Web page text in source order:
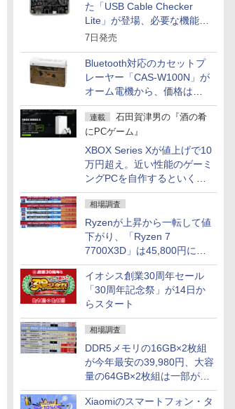
た「USB Cable Checker
Lite」が登場、必要な機能を
凝縮しコンパクトに
7日発売
Bluetooth対応のカセットプ
レーヤー「CAS-W100N」が
オーム電機から、価格は
5,940円
連載
石田賀津男の『酒の肴
にPCゲーム』
XBOX Series Xが値上げで10
万円超え。近い性能のゲーミ
ングPCを自作するといくら
になる？
相場調査
Ryzenが上昇から一転して値
下がり、「Ryzen 7
7700X3D」は45,800円に急
落し「Ryzen 7 7800X3D」
との価格逆転解消 [8月前半の
CPU価格]
イオシス創業30周年セール
「30周年記念祭」が14日か
らスタート
相場調査
DDR5メモリの16GB×2枚組
が今年最安の39,980円、大容
量の64GB×2枚組は一部が続
騰 [8月前半のメモリ価格]
Xiaomiのスマートフォン・タ